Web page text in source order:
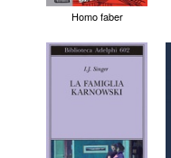
Homo faber